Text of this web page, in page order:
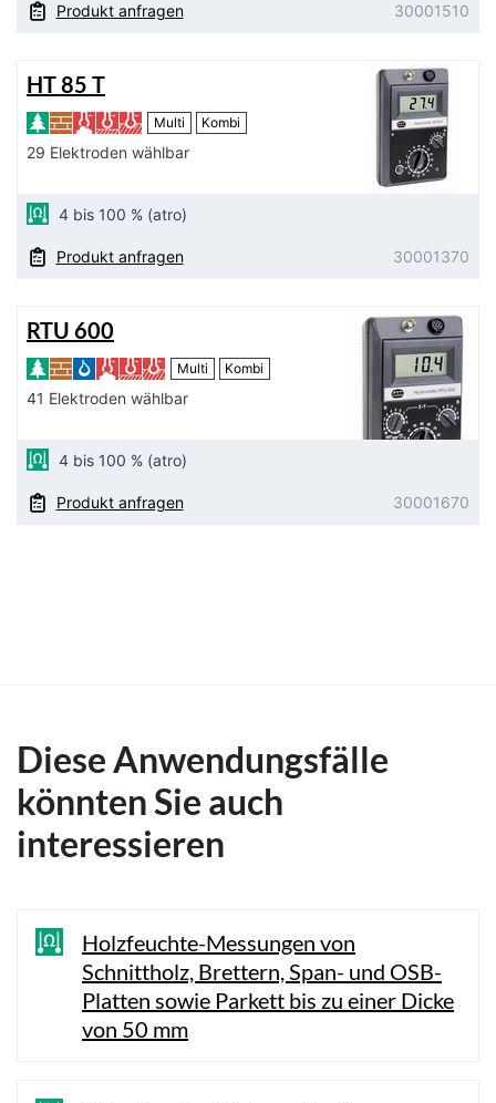
Produkt anfragen 30001510
HT 85 T
Multi Kombi
29 Elektroden wählbar
4 bis 100 % (atro)
Produkt anfragen 30001370
RTU 600
Multi Kombi
41 Elektroden wählbar
4 bis 100 % (atro)
Produkt anfragen 30001670
Diese Anwendungsfälle
könnten Sie auch
interessieren
Holzfeuchte-Messungen von
Schnittholz, Brettern, Span- und OSB-
Platten sowie Parkett bis zu einer Dicke
von 50 mm